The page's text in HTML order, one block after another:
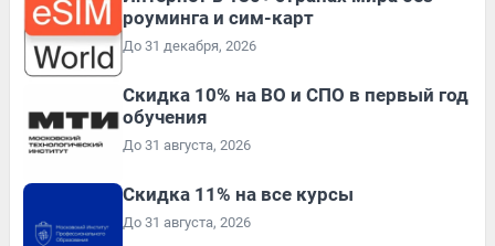
роуминга и сим-карт
До 31 декабря, 2026
Скидка 10% на ВО и СПО в первый год
обучения
До 31 августа, 2026
Скидка 11% на все курсы
До 31 августа, 2026